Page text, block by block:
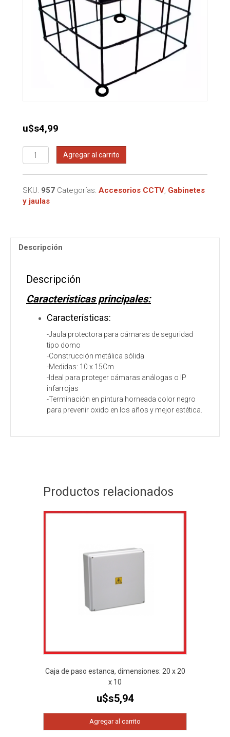
u$s4,99
Jaula
de
seguridad
camaras
10x15x15Cm
Agregar al carrito
SKU: 957 Categorías: Accesorios CCTV, Gabinetes
y jaulas
Descripción
Descripción
Caracteristicas principales:
Características:
-Jaula protectora para cámaras de seguridad
tipo domo
-Construcción metálica sólida
-Medidas: 10 x 15Cm
-Ideal para proteger cámaras análogas o IP
infarrojas
-Terminación en pintura horneada color negro
para prevenir oxido en los años y mejor estética.
Productos relacionados
Caja de paso estanca, dimensiones: 20 x 20
x 10
u$s5,94
Agregar al carrito